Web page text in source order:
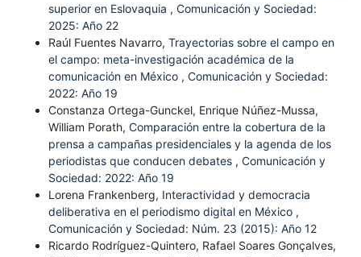
superior en Eslovaquia , Comunicación y Sociedad:
2025: Año 22
Raúl Fuentes Navarro, Trayectorias sobre el campo en
el campo: meta-investigación académica de la
comunicación en México , Comunicación y Sociedad:
2022: Año 19
Constanza Ortega-Gunckel, Enrique Núñez-Mussa,
William Porath, Comparación entre la cobertura de la
prensa a campañas presidenciales y la agenda de los
periodistas que conducen debates , Comunicación y
Sociedad: 2022: Año 19
Lorena Frankenberg, Interactividad y democracia
deliberativa en el periodismo digital en México ,
Comunicación y Sociedad: Núm. 23 (2015): Año 12
Ricardo Rodríguez-Quintero, Rafael Soares Gonçalves,